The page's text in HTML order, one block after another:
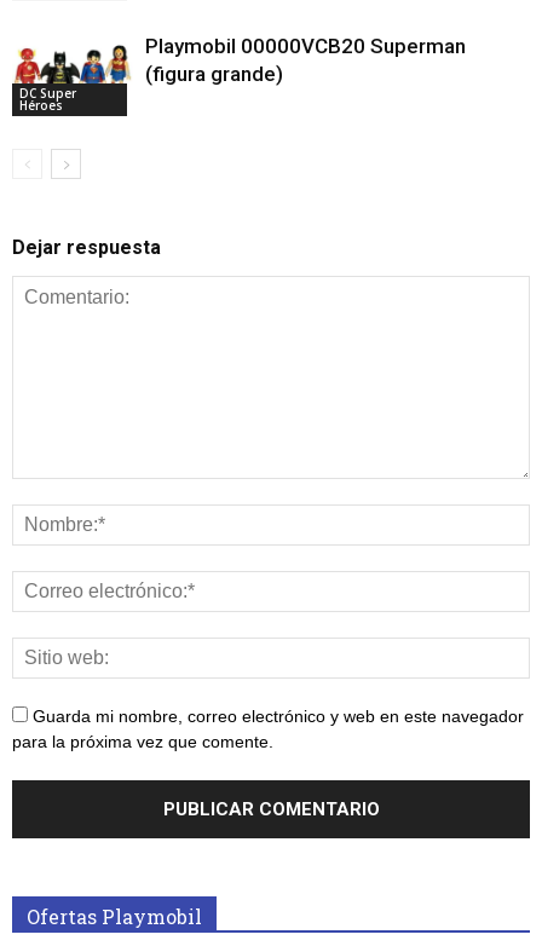
DC Super
Héroes
Playmobil 00000VCB20 Superman
(figura grande)
Dejar respuesta
Guarda mi nombre, correo electrónico y web en este navegador
para la próxima vez que comente.
Ofertas Playmobil